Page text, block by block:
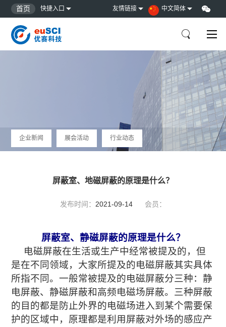
首页 快捷入口 友情链接 中文简体
企业新闻 展会活动 行业动态
屏蔽室、地磁屏蔽的原理是什么？
发布时间： 2021-09-14 会员：
屏蔽室、静磁屏蔽的原理是什么？
电磁屏蔽在生活或生产中经常被提及的，但
是在不同领域，大家所提及的电磁屏蔽其实具体
所指不同。一般常被提及的电磁屏蔽分三种：静
电屏蔽、静磁屏蔽和高频电磁场屏蔽。三种屏蔽
的目的都是防止外界的电磁场进入到某个需要保
护的区域中，原理都是利用屏蔽对外场的感应产